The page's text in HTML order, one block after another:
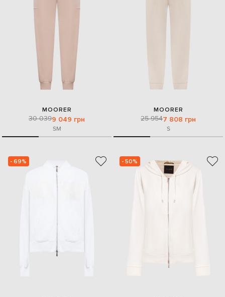
MOORER
30 0399 049 грн
SM
MOORER
25 9547 808 грн
S
- 69% - 50%